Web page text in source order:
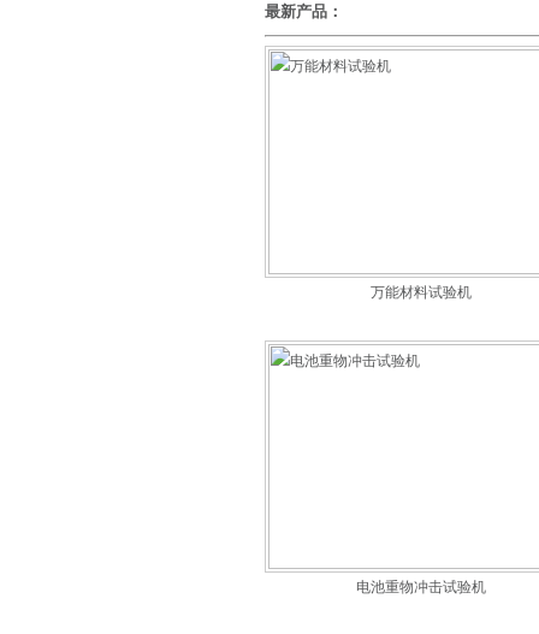
最新产品：
万能材料试验机
电池重物冲击试验机